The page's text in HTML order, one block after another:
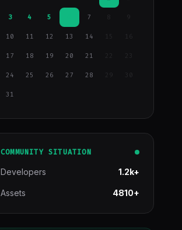
3 4 5 7 9
10 11 12 13 14 15 16
17 18 19 20 21
24 25 26 27 28 29
31
COMMUNITY SITUATION
Developers 1.2k+
Assets 4810+